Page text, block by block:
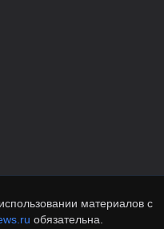
материалов с
обязательна.